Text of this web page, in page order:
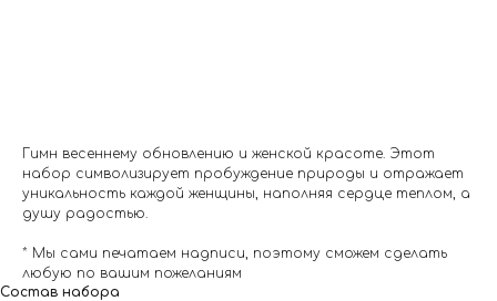
Гимн весеннему обновлению и женской красоте. Этот
набор символизирует пробуждение природы и отражает
уникальность каждой женщины, наполняя сердце теплом, а
душу радостью.
* Мы сами печатаем надписи, поэтому сможем сделать
любую по вашим пожеланиям
Состав набора